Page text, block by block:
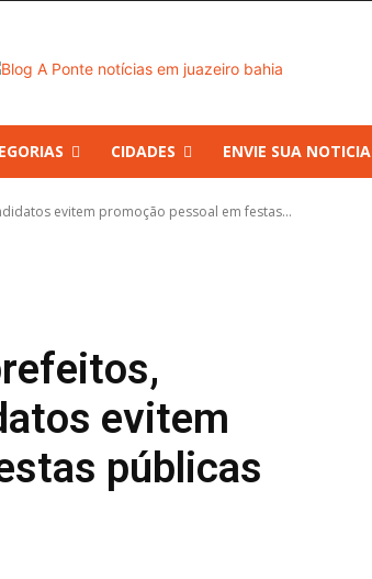
CIDADES ENVIE SUA NOTICIA
evitem promoção pessoal em festas...
evitem
públicas